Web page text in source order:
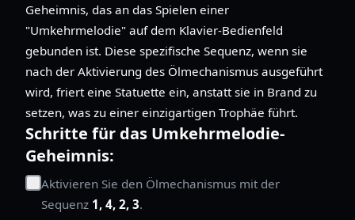
Geheimnis, das an das Spielen einer
"Umkehrmelodie" auf dem Klavier-Bedienfeld
gebunden ist. Diese spezifische Sequenz, wenn sie
nach der Aktivierung des Ölmechanismus ausgeführt
wird, friert eine Statuette ein, anstatt sie in Brand zu
setzen, was zu einer einzigartigen Trophäe führt.
Schritte für das Umkehrmelodie-
Geheimnis:
Aktivieren Sie den Ölmechanismus mit der
Sequenz 1, 4, 2, 3.